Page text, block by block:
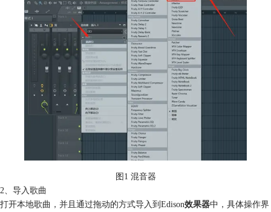
图1 混音器
2、导入歌曲
打开本地歌曲，并且通过拖动的方式导入到Edison效果器中，具体操作界